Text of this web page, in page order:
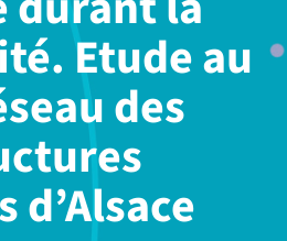
Etude au
des
d’Alsace